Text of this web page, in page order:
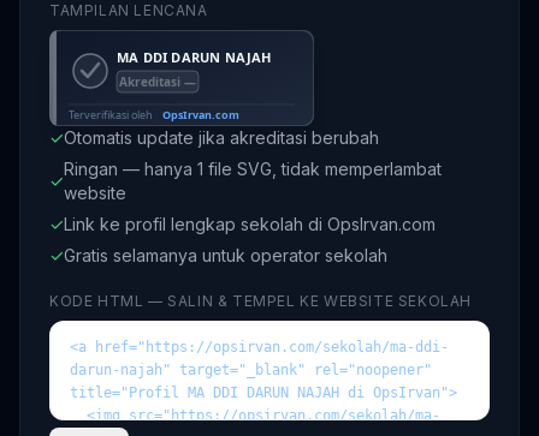
TAMPILAN LENCANA
✓Otomatis update jika akreditasi berubah
✓
Ringan — hanya 1 file SVG, tidak memperlambat
website
✓Link ke profil lengkap sekolah di OpsIrvan.com
✓Gratis selamanya untuk operator sekolah
KODE HTML — SALIN & TEMPEL KE WEBSITE SEKOLAH